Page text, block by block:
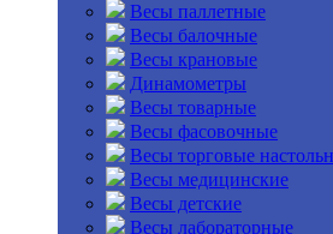
Весы паллетные
Весы балочные
Весы крановые
Динамометры
Весы товарные
Весы фасовочные
Весы торговые
Весы медицинские
Весы детские
Весы лабораторные